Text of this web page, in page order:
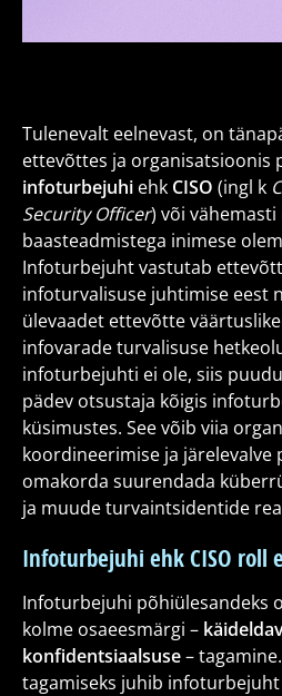
Tulenevalt eelnevast, on
ettevõttes ja organisatsioonis
infoturbejuhi ehk CISO (ingl k
Security Officer) või
baasteadmistega inimese
Infoturbejuht vastutab
infoturvalisuse juhtimise eest
ülevaadet ettevõtte
infovarade turvalisuse
infoturbejuhti ei ole, siis
pädev otsustaja kõigis
küsimustes. See võib viia
koordineerimise ja järelevalve
omakorda suurendada
ja muude turvaintsidentide
Infoturbejuhi ehk CISO roll
Infoturbejuhi põhiülesandeks
kolme osaeesmärgi –
konfidentsiaalsuse–
tagamiseks juhib